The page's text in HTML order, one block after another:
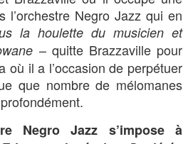
l’orchestre Negro Jazz qui en
la houlette du musicien et
– quitte Brazzaville pour
où il a l’occasion de perpétuer
que nombre de mélomanes
Negro Jazz s’impose à